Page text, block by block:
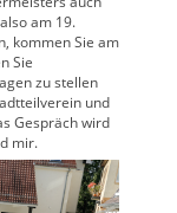
am 19.
kommen Sie am
Sie
zu stellen
und
Gespräch wird
mir.